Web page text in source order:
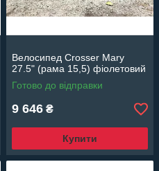
Велосипед Crosser Mary
27.5" (рама 15,5) фіолетовий
Готово до відправки
9 646 ₴
Купити